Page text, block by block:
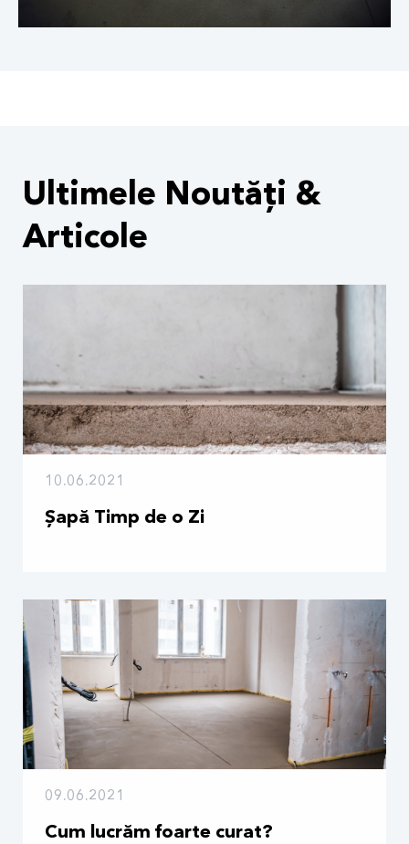
Ultimele Noutăți &
Articole
10.06.2021
Șapă Timp de o Zi
09.06.2021
Cum lucrăm foarte curat?